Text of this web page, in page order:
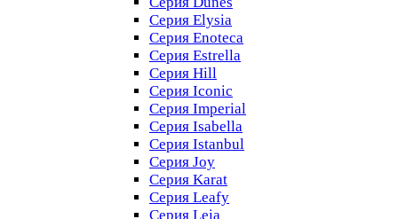
Серия Elysia
Серия Enoteca
Серия Estrella
Серия Hill
Серия Iconic
Серия Imperial
Серия Isabella
Серия Istanbul
Серия Joy
Серия Karat
Серия Leafy
Серия Leia